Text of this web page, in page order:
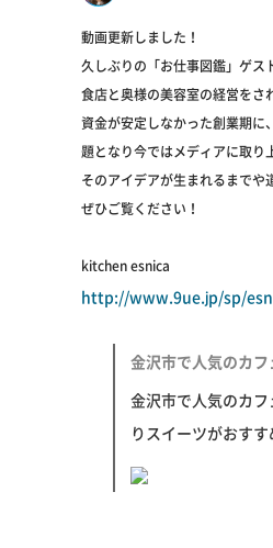
動画更新しました！
久しぶりの「お仕事図鑑」ゲ
食店と奥様の美容室の経営をさ
資金が安定しなかった創業期に
題となり今ではメディアに取り
そのアイデアが生まれるまでや
ぜひご覧ください！
kitchen esnica
http://www.9ue.jp/sp/
金沢市で人気のカフ
金沢市で人気のカ
りスイーツがおす